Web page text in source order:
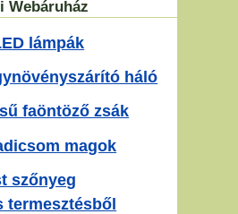
Webáruház
lámpák
háló
faöntöző zsák
magok
szőnyeg
termesztésből